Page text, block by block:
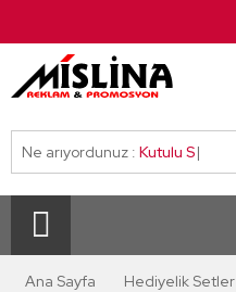
Ne arıyordunuz : Kutulu Set
Ana Sayfa Hediyelik Setler